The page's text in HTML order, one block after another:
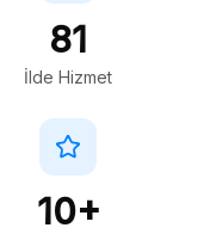
81
İlde Hizmet
10+